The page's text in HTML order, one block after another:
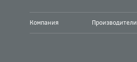
Компания Производители